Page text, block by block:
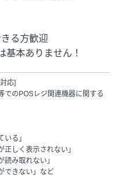
る方歓迎
本ありません！
応]
でのPOSレジ関連機器に関する
いる」
しく表示されない」
み取れない」
きない」など